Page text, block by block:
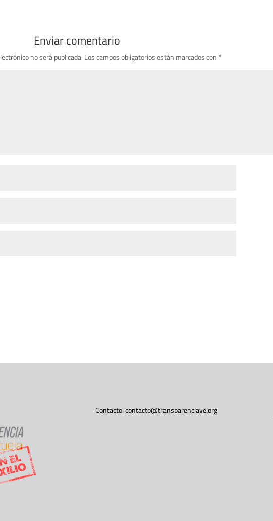
Enviar comentario
no será publicada. Los campos obligatorios están marcados con *
Contacto:contacto@transparenciave.org